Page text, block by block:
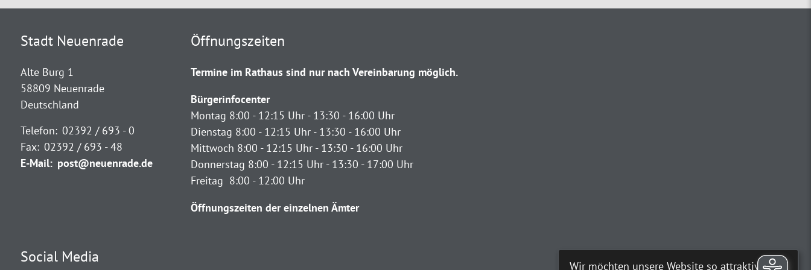
Stadt Neuenrade
Alte Burg 1
58809 Neuenrade
Deutschland
Telefon: 02392 / 693 - 0
Fax: 02392 / 693 - 48
E-Mail: post@neuenrade.de
Öffnungszeiten
Termine im Rathaus sind nur nach Vereinbarung möglich.
Bürgerinfocenter
Montag 8:00 - 12:15 Uhr - 13:30 - 16:00 Uhr
Dienstag 8:00 - 12:15 Uhr - 13:30 - 16:00 Uhr
Mittwoch 8:00 - 12:15 Uhr - 13:30 - 16:00 Uhr
Donnerstag 8:00 - 12:15 Uhr - 13:30 - 17:00 Uhr
Freitag 8:00 - 12:00 Uhr
Öffnungszeiten der einzelnen Ämter
Social Media
Wir möchten unsere Website so attraktiv wie